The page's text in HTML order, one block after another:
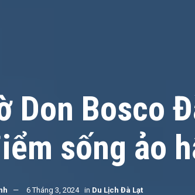
Don Bosco
sống ảo
6 Tháng 3, 2024 in Du Lịch Đà Lạt